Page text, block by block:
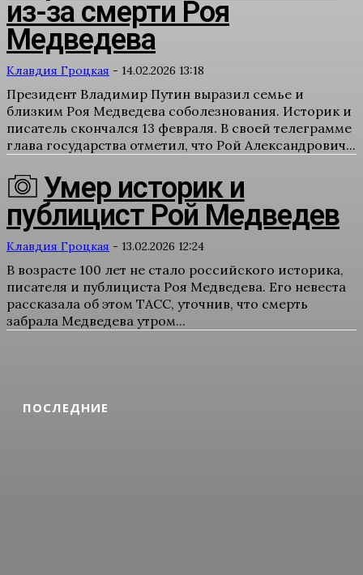
ПОСЛЕДНИЕ
из-за смерти Роя
Медведева
Клавдия Гроцкая - 14.02.2026 13:18
Президент Владимир Путин выразил семье и
близким Роя Медведева соболезнования. Историк и
писатель скончался 13 февраля. В своей телеграмме
глава государства отметил, что Рой Александрович...
Умер историк и
публицист Рой Медведев
Клавдия Гроцкая - 13.02.2026 12:24
В возрасте 100 лет не стало российского историка,
писателя и публициста Роя Медведева. Его невеста
рассказала об этом ТАСС, уточнив, что смерть
забрала Медведева утром...